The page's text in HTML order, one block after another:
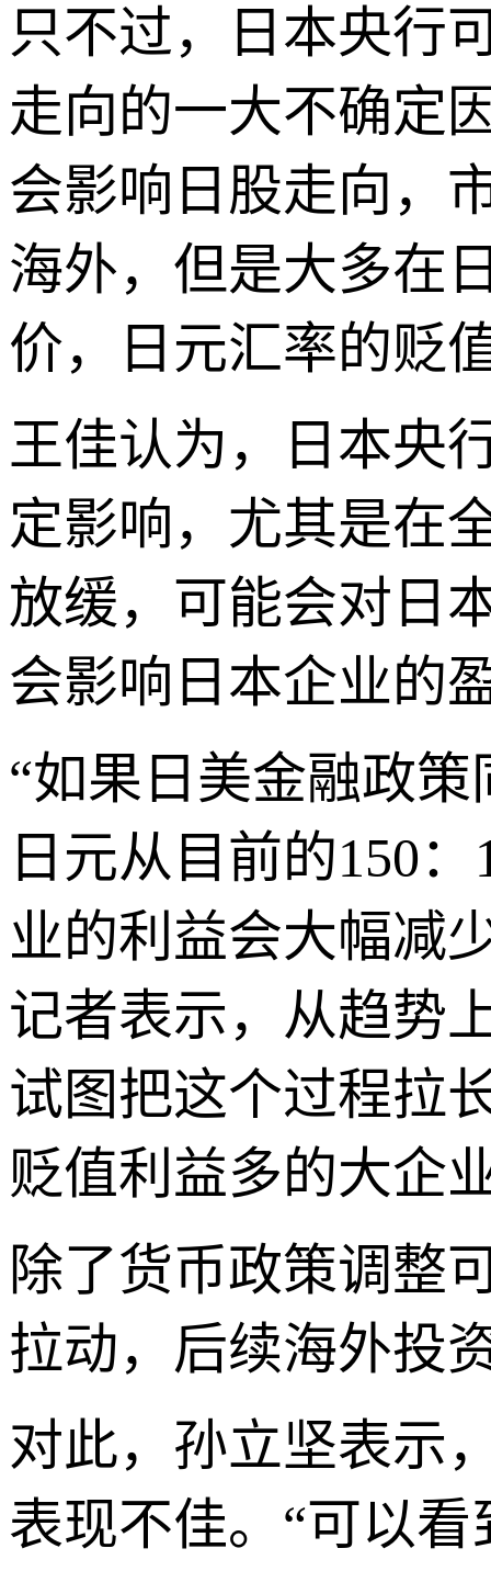
只不过，日本央行
走向的一大不确定
会影响日股走向，
海外，但是大多在
价，日元汇率的贬
王佳认为，日本央
定影响，尤其是在
放缓，可能会对日
会影响日本企业的
“如果日美金融政
日元从目前的150
业的利益会大幅减
记者表示，从趋势
试图把这个过程拉
贬值利益多的大企
除了货币政策调整
拉动，后续海外投
对此，孙立坚表示
表现不佳。“可以